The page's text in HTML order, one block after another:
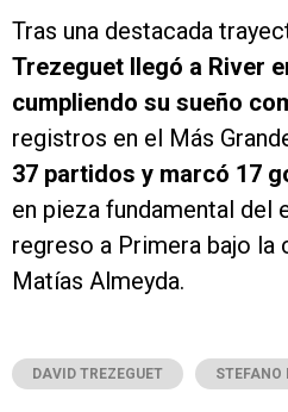
Tras una destacada
Trezeguet llegó a River
cumpliendo su sueño
registros en el Más
37 partidos y marcó 17
en pieza fundamental del
regreso a Primera bajo
Matías Almeyda.
DAVID TREZEGUET STEFANO